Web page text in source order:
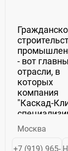
- вот
отрасли, в
которых
компания
"Каскад-
на
систем
Москва
+7 (919) 965-